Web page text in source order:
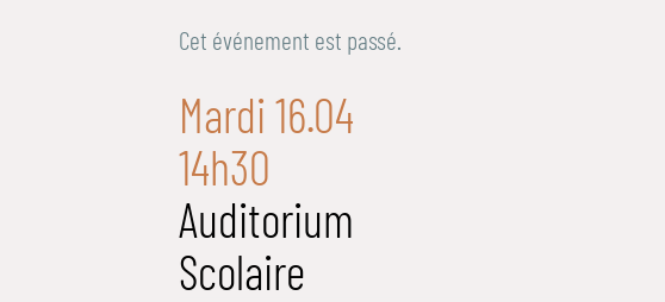
Cet événement est passé.
Mardi 16.04
14h30
Auditorium
Scolaire